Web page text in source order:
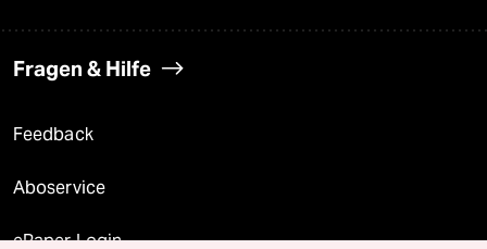
Fragen & Hilfe
Feedback
Aboservice
ePaper Login